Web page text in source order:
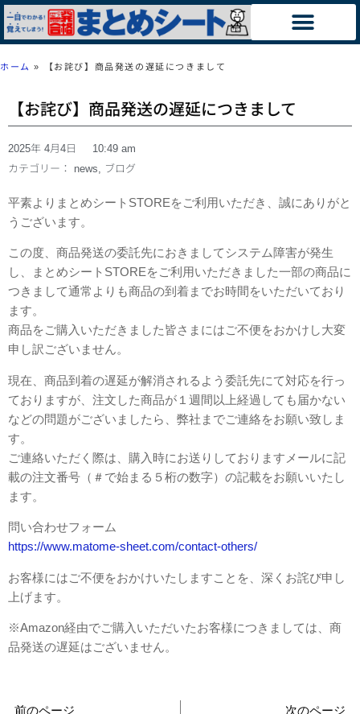
ホーム » 【お詫び】商品発送の遅延につきまして
【お詫び】商品発送の遅延につきまして
2025年 4月4日
10:49 am
カテゴリー：
news, ブログ
平素よりまとめシートSTOREをご利用いただき、誠にありがと
うございます。
この度、商品発送の委託先におきましてシステム障害が発生
し、まとめシートSTOREをご利用いただきました一部の商品に
つきまして通常よりも商品の到着までお時間をいただいており
ます。
商品をご購入いただきました皆さまにはご不便をおかけし大変
申し訳ございません。
現在、商品到着の遅延が解消されるよう委託先にて対応を行っ
ておりますが、注文した商品が１週間以上経過しても届かない
などの問題がございましたら、弊社までご連絡をお願い致しま
す。
ご連絡いただく際は、購入時にお送りしておりますメールに記
載の注文番号（＃で始まる５桁の数字）の記載をお願いいたし
ます。
問い合わせフォーム
https://www.matome-sheet.com/contact-others/
お客様にはご不便をおかけいたしますことを、深くお詫び申し
上げます。
※Amazon経由でご購入いただいたお客様につきましては、商
品発送の遅延はございません。
前のページ
次のページ